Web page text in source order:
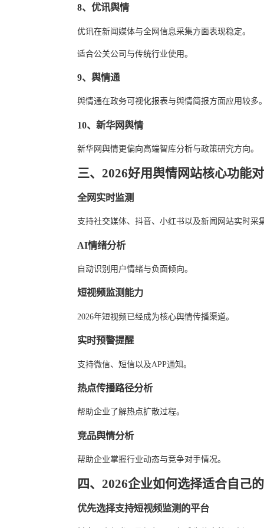
8、优讯舆情
优讯在新闻媒体与全网信息采集方面表现稳定。
适合公关公司与传统行业使用。
9、舆情通
舆情通在政务可视化报表与舆情简报方面应用较多
10、新华网舆情
新华网舆情更偏向高端智库分析与政策研究方向。
三、2026好用舆情网站核心功能
全网实时监测
支持社交媒体、抖音、小红书以及新闻网站实时采
AI情绪分析
自动识别用户情绪与负面倾向。
短视频监测能力
2026年短视频已经成为核心舆情传播渠道。
实时预警提醒
支持微信、短信以及APP通知。
热点传播路径分析
帮助企业了解热点扩散过程。
竞品舆情分析
帮助企业掌握行业动态与竞争对手情况。
四、2026企业如何选择适合自己
优先选择支持短视频监测的平台